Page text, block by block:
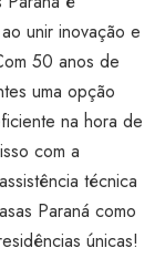
unir inovação e
50 anos de
uma opção
na hora de
com a
técnica
Paraná como
únicas!